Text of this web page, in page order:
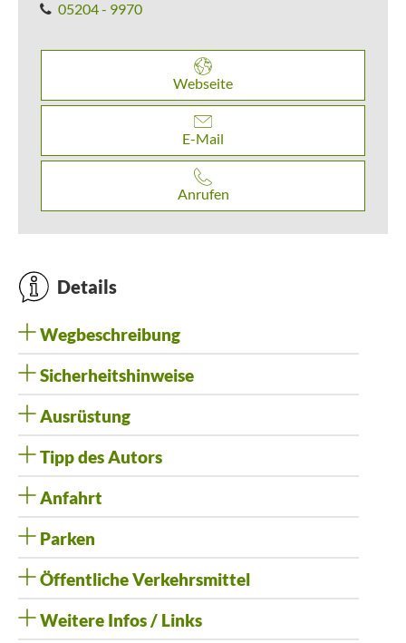
05204 - 9970
Webseite
E-Mail
Anrufen
Details
Wegbeschreibung
Sicherheitshinweise
Ausrüstung
Tipp des Autors
Anfahrt
Parken
Öffentliche Verkehrsmittel
Weitere Infos / Links